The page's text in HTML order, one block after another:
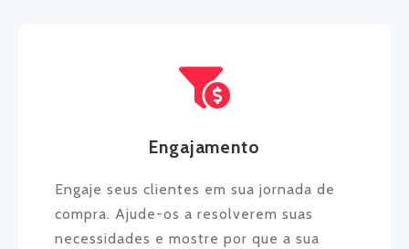
Engajamento
Engaje seus clientes em sua jornada de
compra. Ajude-os a resolverem suas
necessidades e mostre por que a sua